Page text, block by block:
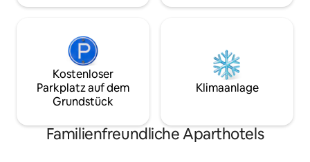
Kostenloser
Parkplatz auf dem
Grundstück
Klimaanlage
Familienfreundliche Aparthotels